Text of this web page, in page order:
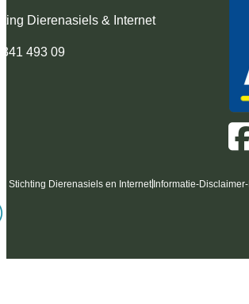
Dierenasiels & Internet
493 09
Stichting Dierenasiels en Internet Informatie-Disclaimer-